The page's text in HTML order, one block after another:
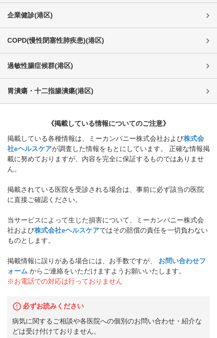
企業健診(港区)
COPD(慢性閉塞性肺疾患)(港区)
過敏性腸症候群(港区)
胃潰瘍・十二指腸潰瘍(港区)
《掲載している情報についてのご注意》
掲載している各種情報は、ミーカンパニー株式会社および株式会
社eヘルスケアが調査した情報をもとにしています。 正確な情報掲
載に努めておりますが、内容を完全に保証するものではありませ
ん。
掲載されている医院を受診される場合は、事前に必ず該当の医院
に直接ご確認ください。
当サービスによって生じた損害について、ミーカンパニー株式会
社および株式会社eヘルスケアではその賠償の責任を一切負わない
ものとします。
掲載情報に誤りがある場合には、お手数ですが、
お問い合わせフ
ォーム からご連絡をいただけますようお願いいたします。
※お電話での対応は行っておりません
必ずお読みください
病気に関するご相談や各医院への個別のお問い合わせ・紹介な
どは受け付けておりません。